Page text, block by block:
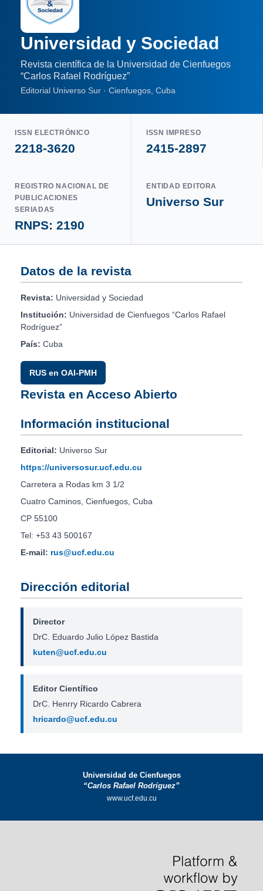
Universidad y Sociedad
Revista científica de la Universidad de Cienfuegos
“Carlos Rafael Rodríguez”
Editorial Universo Sur · Cienfuegos, Cuba
ISSN ELECTRÓNICO
2218-3620
ISSN IMPRESO
2415-2897
REGISTRO NACIONAL DE
PUBLICACIONES
SERIADAS
RNPS: 2190
ENTIDAD EDITORA
Universo Sur
Datos de la revista
Revista: Universidad y Sociedad
Institución: Universidad de Cienfuegos “Carlos Rafael
Rodríguez”
País: Cuba
RUS en OAI-PMH
Revista en Acceso Abierto
Información institucional
Editorial: Universo Sur
https://universosur.ucf.edu.cu
Carretera a Rodas km 3 1/2
Cuatro Caminos, Cienfuegos, Cuba
CP 55100
Tel: +53 43 500167
E-mail: rus@ucf.edu.cu
Dirección editorial
Director
DrC. Eduardo Julio López Bastida
kuten@ucf.edu.cu
Editor Científico
DrC. Henrry Ricardo Cabrera
hricardo@ucf.edu.cu
Universidad de Cienfuegos
“Carlos Rafael Rodríguez”
www.ucf.edu.cu